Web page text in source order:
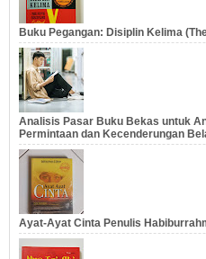
Buku Pegangan: Disiplin Kelima
Analisis Pasar Buku Bekas untuk
Permintaan dan Kecenderungan
Ayat-Ayat Cinta Penulis